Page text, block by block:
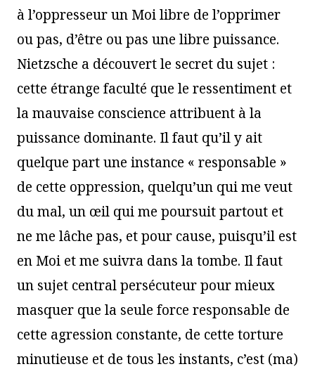
à l’oppresseur un Moi libre de l’opprimer
ou pas, d’être ou pas une libre puissance.
Nietzsche a découvert le secret du sujet :
cette étrange faculté que le ressentiment et
la mauvaise conscience attribuent à la
puissance dominante. Il faut qu’il y ait
quelque part une instance « responsable »
de cette oppression, quelqu’un qui me veut
du mal, un œil qui me poursuit partout et
ne me lâche pas, et pour cause, puisqu’il est
en Moi et me suivra dans la tombe. Il faut
un sujet central persécuteur pour mieux
masquer que la seule force responsable de
cette agression constante, de cette torture
minutieuse et de tous les instants, c’est (ma)